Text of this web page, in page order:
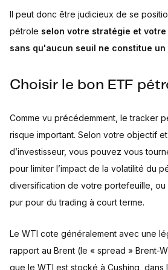
Il peut donc être judicieux de se
pétrole selon votre stratégie et
sans qu'aucun seuil ne constitue
Choisir le bon ETF
Comme vu précédemment, le tracker
risque important. Selon votre objectif
d’investisseur, vous pouvez vous
pour limiter l’impact de la volatilité du
diversification de votre portefeuille, ou
pur pour du trading à court terme.
Le WTI cote généralement avec une
rapport au Brent (le « spread » Brent-
que le WTI est stocké à Cushing, dans